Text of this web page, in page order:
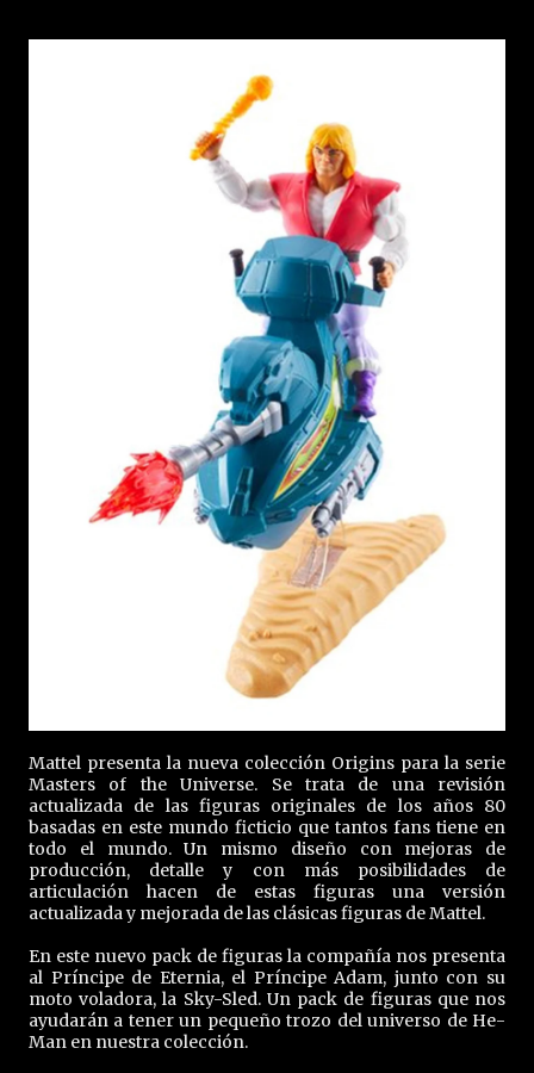
Mattel presenta la nueva colección Origins para la serie
Masters of the Universe. Se trata de una revisión
actualizada de las figuras originales de los años 80
basadas en este mundo ficticio que tantos fans tiene en
todo el mundo. Un mismo diseño con mejoras de
producción, detalle y con más posibilidades de
articulación hacen de estas figuras una versión
actualizada y mejorada de las clásicas figuras de Mattel.
En este nuevo pack de figuras la compañía nos presenta
al Príncipe de Eternia, el Príncipe Adam, junto con su
moto voladora, la Sky-Sled. Un pack de figuras que nos
ayudarán a tener un pequeño trozo del universo de He-
Man en nuestra colección.